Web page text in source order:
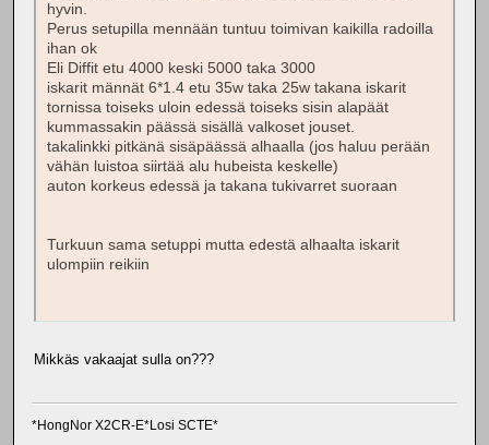
hyvin.
Perus setupilla mennään tuntuu toimivan kaikilla radoilla
ihan ok
Eli Diffit etu 4000 keski 5000 taka 3000
iskarit männät 6*1.4 etu 35w taka 25w takana iskarit
tornissa toiseks uloin edessä toiseks sisin alapäät
kummassakin päässä sisällä valkoset jouset.
takalinkki pitkänä sisäpäässä alhaalla (jos haluu perään
vähän luistoa siirtää alu hubeista keskelle)
auton korkeus edessä ja takana tukivarret suoraan
Turkuun sama setuppi mutta edestä alhaalta iskarit
ulompiin reikiin
Mikkäs vakaajat sulla on???
*HongNor X2CR-E*Losi SCTE*